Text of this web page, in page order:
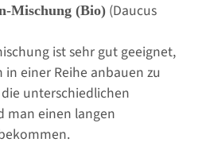
Mischung (Bio) (Daucus
ist sehr gut geeignet,
in einer Reihe anbauen zu
unterschiedlichen
man einen langen